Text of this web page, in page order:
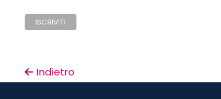
Indietro